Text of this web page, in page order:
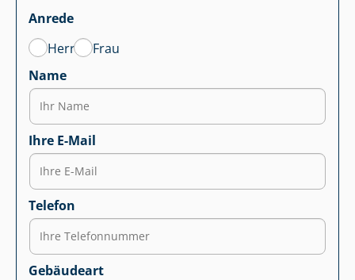
Anrede
Herr
Frau
Name
Ihre E-Mail
Telefon
Gebäudeart